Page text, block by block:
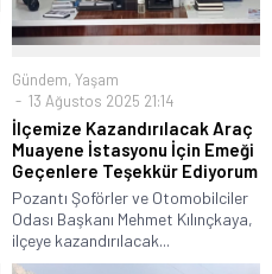
Gündem, Yaşam
13 Ağustos 2025 21:14
İlçemize Kazandırılacak Araç
Muayene İstasyonu İçin Emeği
Geçenlere Teşekkür Ediyorum
Pozantı Şoförler ve Otomobilciler
Odası Başkanı Mehmet Kılınçkaya,
ilçeye kazandırılacak...